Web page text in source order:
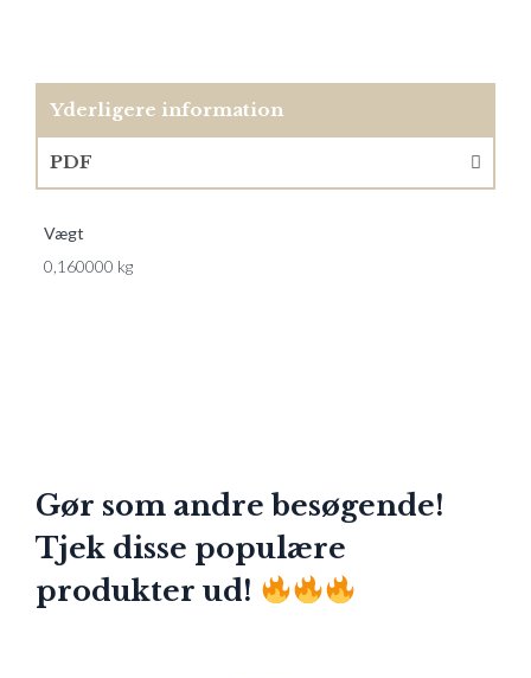
Yderligere information
PDF
Vægt
0,160000 kg
Gør som andre besøgende!
Tjek disse populære
produkter ud!